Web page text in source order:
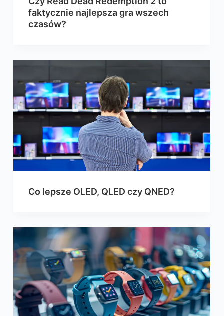
faktycznie najlepsza gra wszech
czasów?
Co lepsze OLED, QLED czy QNED?